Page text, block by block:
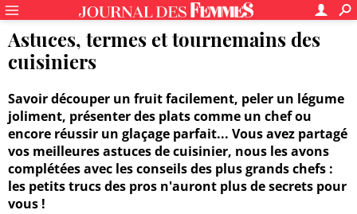
Astuces, termes et tournemains des
cuisiniers
Savoir découper un fruit facilement, peler un légume
joliment, présenter des plats comme un chef ou
encore réussir un glaçage parfait... Vous avez partagé
vos meilleures astuces de cuisinier, nous les avons
complétées avec les conseils des plus grands chefs :
les petits trucs des pros n'auront plus de secrets pour
vous !